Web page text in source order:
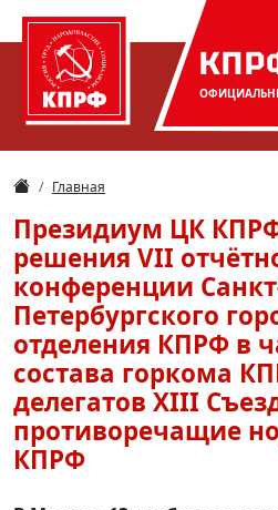
Главная
Президиум ЦК
решения VII
конференции
Петербургского
отделения КПРФ в
состава горкома
делегатов XIII
противоречащие
КПРФ